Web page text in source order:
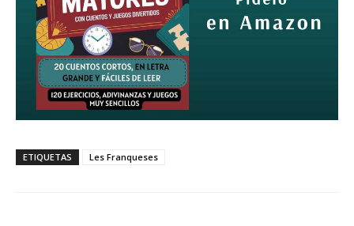
ETIQUETAS Les Franqueses